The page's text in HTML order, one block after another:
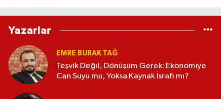
Yazarlar
EMRE BURAK TAĞ
Teşvik Değil, Dönüşüm Gerek: Ekonomiye
Can Suyu mu, Yoksa Kaynak İsrafı mı?